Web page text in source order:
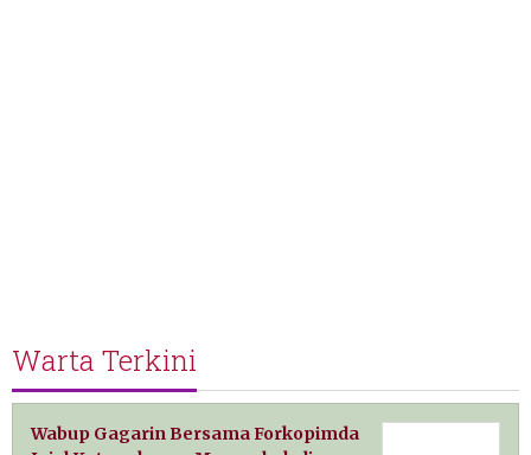
Warta Terkini
Wabup Gagarin Bersama Forkopimda